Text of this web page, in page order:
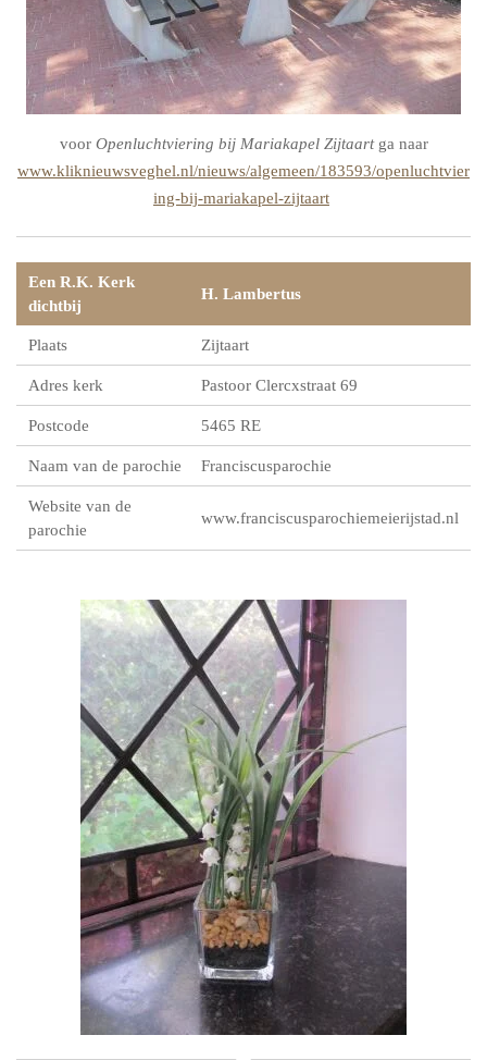
voor Openluchtviering bij Mariakapel Zijtaartga naar
www.kliknieuwsveghel.nl/nieuws/algemeen/183593/openluchtvier
ing-bij-mariakapel-zijtaart
Een R.K. Kerk
dichtbij
H. Lambertus
Plaats Zijtaart
Adres kerk Pastoor Clercxstraat 69
Postcode 5465 RE
Naam van de parochie Franciscusparochie
Website van de
parochie
www.franciscusparochiemeierijstad.nl